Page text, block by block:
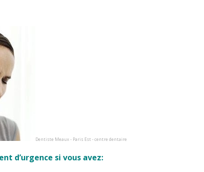
Dentiste Meaux - Paris Est - centre dentaire
d’urgence si vous avez: